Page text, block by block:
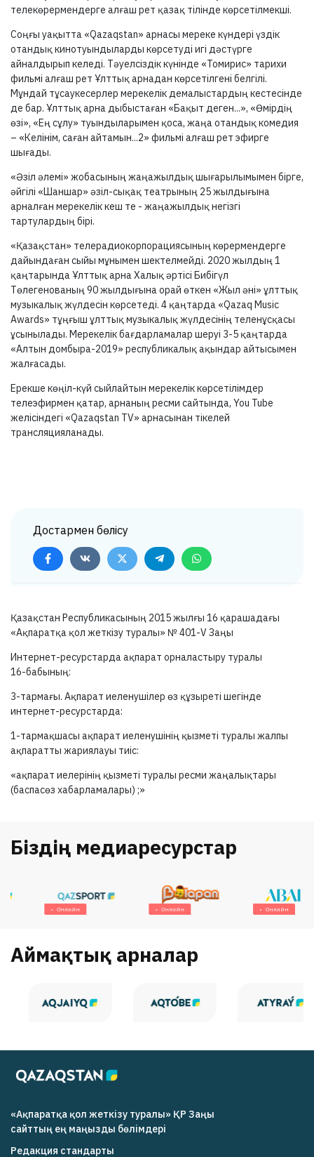
телекөрермендерге алғаш рет қазақ тілінде көрсетілмекші.
Соңғы уақытта «Qazaqstan» арнасы мереке күндері үздік
отандық кинотуындыларды көрсетуді игі дәстүрге
айналдырып келеді. Тәуелсіздік күнінде «Томирис» тарихи
фильмі алғаш рет Ұлттық арнадан көрсетілгені белгілі.
Мұндай тұсаукесерлер мерекелік демалыстардың кестесінде
де бар. Ұлттық арна дыбыстаған «Бақыт деген...», «Өмірдің
өзі», «Ең сұлу» туындыларымен қоса, жаңа отандық комедия
– «Келінім, саған айтамын...2» фильмі алғаш рет эфирге
шығады.
«Әзіл әлемі» жобасының жаңажылдық шығарылымымен бірге,
әйгілі «Шаншар» әзіл-сықақ театрының 25 жылдығына
арналған мерекелік кеш те - жаңажылдық негізгі
тартулардың бірі.
«Қазақстан» телерадиокорпорациясының көрермендерге
дайындаған сыйы мұнымен шектелмейді. 2020 жылдың 1
қаңтарында Ұлттық арна Халық әртісі Бибігүл
Төлегенованың 90 жылдығына орай өткен «Жыл әні» ұлттық
музыкалық жүлдесін көрсетеді. 4 қаңтарда «Qazaq Music
Awards» тұңғыш ұлттық музыкалық жүлдесінің теленұсқасы
ұсынылады. Мерекелік бағдарламалар шеруі 3-5 қаңтарда
«Алтын домбыра-2019» республикалық ақындар айтысымен
жалғасады.
Ерекше көңіл-күй сыйлайтын мерекелік көрсетілімдер
телеэфирмен қатар, арнаның ресми сайтында, You Tube
желісіндегі «Qazaqstan TV» арнасынан тікелей
трансляцияланады.
Достармен бөлісу
Қазақстан Республикасының 2015 жылғы 16 қарашадағы
«Ақпаратқа қол жеткізу туралы» № 401-V Заңы
Интернет-ресурстарда ақпарат орналастыру туралы
16-бабының:
3-тармағы. Ақпарат иеленушілер өз құзыреті шегінде
интернет-ресурстарда:
1-тармақшасы ақпарат иеленушінің қызметі туралы жалпы
ақпаратты жариялауы тиіс:
«ақпарат иелерінің қызметі туралы ресми жаңалықтары
(баспасөз хабарламалары) ;»
Біздің медиаресурстар
Аймақтық арналар
«Ақпаратқа қол жеткізу туралы» ҚР Заңы
cайттың ең маңызды бөлімдері
Редакция cтандарты